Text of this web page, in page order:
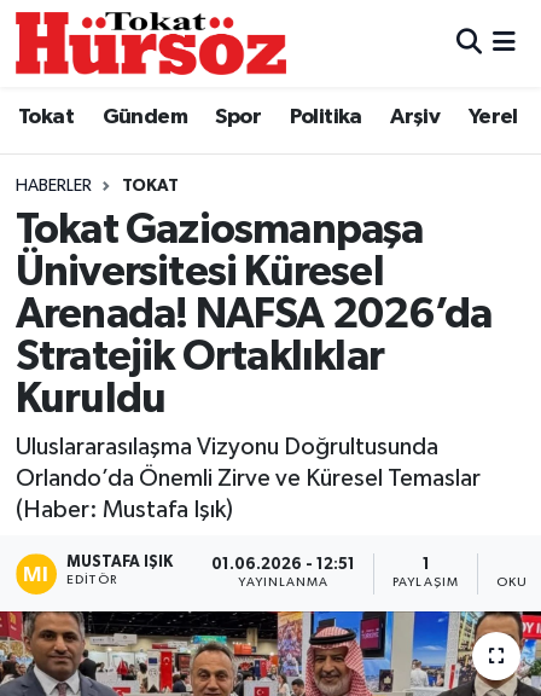
Tokat Gündem Spor Politika Arşiv Yerel
HABERLER TOKAT
Tokat Gaziosmanpaşa
Üniversitesi Küresel
Arenada! NAFSA 2026’da
Stratejik Ortaklıklar
Kuruldu
Uluslararasılaşma Vizyonu Doğrultusunda
Orlando’da Önemli Zirve ve Küresel Temaslar
(Haber: Mustafa Işık)
MUSTAFA IŞIK
EDITÖR
01.06.2026 - 12:51
YAYINLANMA
1
PAYLAŞIM
Türkiye Gündemi
Gündem
Asayiş
Spor
Politika
Tokat Spor
Eğitim
Ekonomi
Sağlık
Hava Durumu
Tokat Namaz Vakitleri
Trafik Durumu
Süper Lig Puan Durumu ve Fikstür
Tüm Manşetler
Son Dakika Haberleri
Haber Arşivi